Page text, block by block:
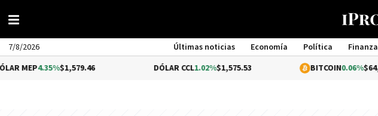
7/8/2026 Últimas noticias Economía Política
$1,579.46 1.02%$1,575.53 0.06%$64,310.03